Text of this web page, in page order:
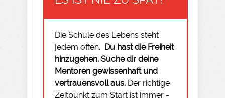
Die Schule des Lebens steht
jedem offen.
Du hast die Freiheit
hinzugehen. Suche dir deine
Mentoren gewissenhaft und
vertrauensvoll aus. Der richtige
Zeitpunkt zum Start ist immer -